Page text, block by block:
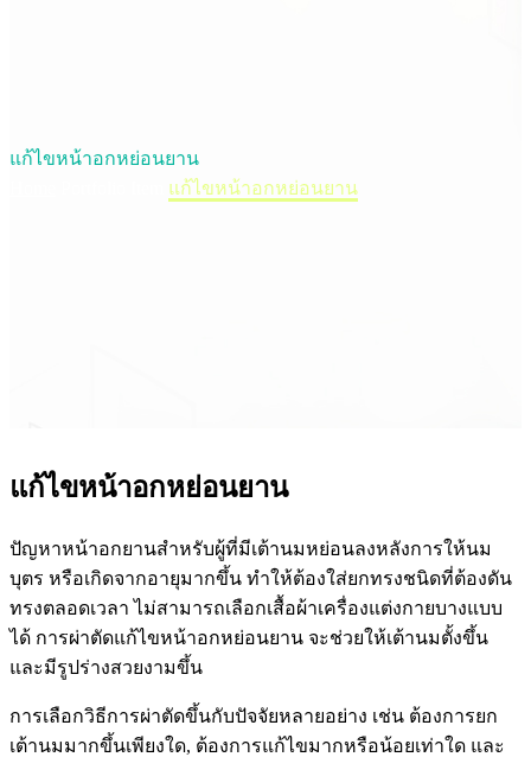
แก้ไขหน้าอกหย่อนยาน
แก้ไขหน้าอกหย่อนยาน
แก้ไขหน้าอกหย่อนยาน
ปัญหาหน้าอกยานสำหรับผู้ที่มีเต้านมหย่อนลงหลังการให้นม
บุตร หรือเกิดจากอายุมากขึ้น ทำให้ต้องใส่ยกทรงชนิดที่ต้องดัน
ทรงตลอดเวลา ไม่สามารถเลือกเสื้อผ้าเครื่องแต่งกายบางแบบ
ได้ การผ่าตัดแก้ไขหน้าอกหย่อนยาน จะช่วยให้เต้านมตั้งขึ้น
และมีรูปร่างสวยงามขึ้น
การเลือกวิธีการผ่าตัดขึ้นกับปัจจัยหลายอย่าง เช่น ต้องการยก
เต้านมมากขึ้นเพียงใด, ต้องการแก้ไขมากหรือน้อยเท่าใด และ